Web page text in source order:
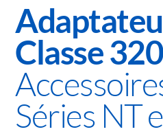
Classe 320
Séries NT